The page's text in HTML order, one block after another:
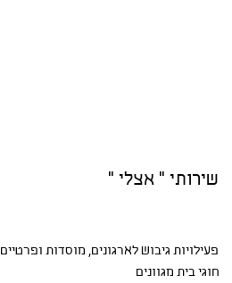
שירותי " אצלי "
פעילויות גיבושלארגונים, מוסדות ופרטיים
חוגי בית מגוונים